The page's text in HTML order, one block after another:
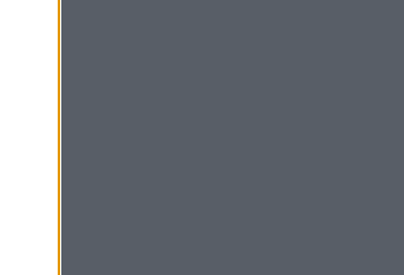
για την ενίσχυση της